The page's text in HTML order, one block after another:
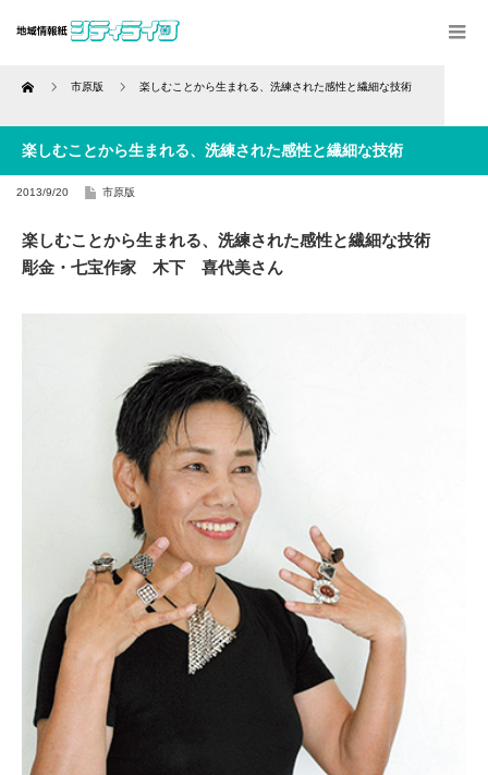
Home 市原版 楽しむことから生まれる、洗練された感性と繊細な技術
楽しむことから生まれる、洗練された感性と繊細な技術
2013/9/20 市原版
楽しむことから生まれる、洗練された感性と繊細な技術
彫金・七宝作家 木下 喜代美さん